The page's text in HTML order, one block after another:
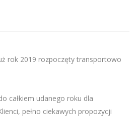
rok 2019 rozpoczęty transportowo
całkiem udanego roku dla
pełno ciekawych propozycji